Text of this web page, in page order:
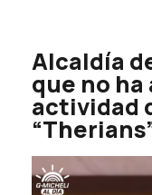
Alcaldía
que no
actividad